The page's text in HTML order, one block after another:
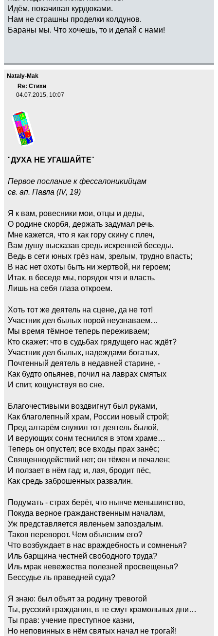
Идём, покачивая курдюками.
Нам не страшны проделки колдунов.
Бараны мы. Что хочешь, то и делай с нами!
Nataly-Mak
Re: Стихи
04.07.2015, 10:07
"ДУХА НЕ УГАШАЙТЕ"
Первое послание к фессалоникийцам
св. ап. Павла (IV, 19)
Я к вам, ровесники мои, отцы и деды,
О родине скорбя, держать задумал речь.
Мне кажется, что я как гору скину с плеч,
Вам душу высказав средь искренней беседы.
Ведь в сети юных грёз нам, зрелым, трудно впасть;
В нас нет охоты быть ни жертвой, ни героем;
Итак, в беседе мы, порядок чтя и власть,
Лишь на себя глаза откроем.
Хоть тот же деятель на сцене, да не тот!
Участник дел былых порой неузнаваем…
Мы время тёмное теперь переживаем;
Кто скажет: что в судьбах грядущего нас ждёт?
Участник дел былых, надеждами богатых,
Почтенный деятель в недавней старине, -
Как будто опьянев, почил на лаврах смятых
И спит, кощунствуя во сне.
Благочестивыми воздвигнут был руками,
Как благолепный храм, России новый строй;
Пред алтарём служил тот деятель былой,
И верующих сонм теснился в этом храме…
Теперь он опустел; все входы прах занёс;
Священнодействий нет; он тёмен и печален;
И ползает в нём гад; и, лая, бродит пёс,
Как средь заброшенных развалин.
Подумать - страх берёт, что нынче меньшинство,
Покуда верное гражданственным началам,
Уж представляется явленьем запоздалым.
Таков переворот. Чем объясним его?
Что возбуждает в нас враждебность и сомненья?
Иль барщина честней свободного труда?
Иль мрак невежества полезней просвещенья?
Бессудье ль праведней суда?
Я знаю: был объят за родину тревогой
Ты, русский гражданин, в те смут крамольных дни…
Ты прав: учение преступное казни,
Но неповинных в нём святых начал не трогай!